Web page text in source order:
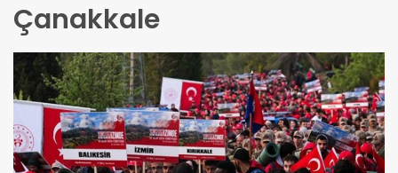
Çanakkale